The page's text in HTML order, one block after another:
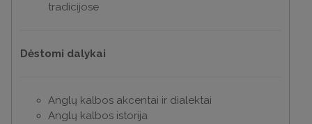
tradicijose
Dėstomi dalykai
Anglų kalbos akcentai ir dialektai
Anglų kalbos istorija